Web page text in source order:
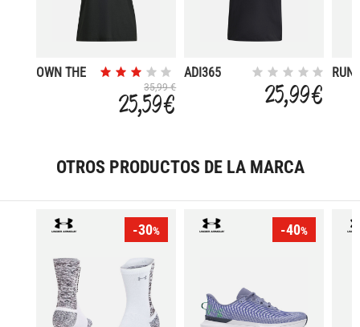
OWN THE
35,99 €
25,59 €
ADI365
25,99 €
RUN
OTROS PRODUCTOS DE LA MARCA
-30% -40%